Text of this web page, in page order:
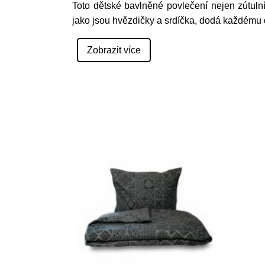
Toto dětské bavlněné povlečení nejen
jako jsou hvězdičky a srdíčka, dodá každému
Zobrazit více